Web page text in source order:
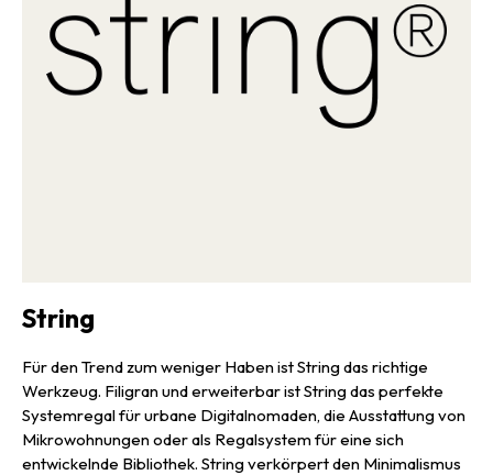
String
Für den Trend zum weniger Haben ist String das richtige
Werkzeug. Filigran und erweiterbar ist String das perfekte
Systemregal für urbane Digitalnomaden, die Ausstattung von
Mikrowohnungen oder als Regalsystem für eine sich
entwickelnde Bibliothek. String verkörpert den Minimalismus